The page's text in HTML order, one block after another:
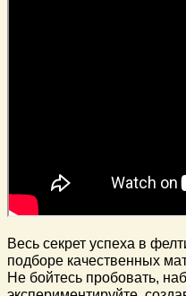
Весь секрет успеха в
подборе качественных
Не бойтесь пробовать,